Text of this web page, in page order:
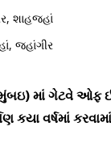
શાહજહાં
જહાંગીર
માં ગેટવે ઓફ
કયા વર્ષમાં